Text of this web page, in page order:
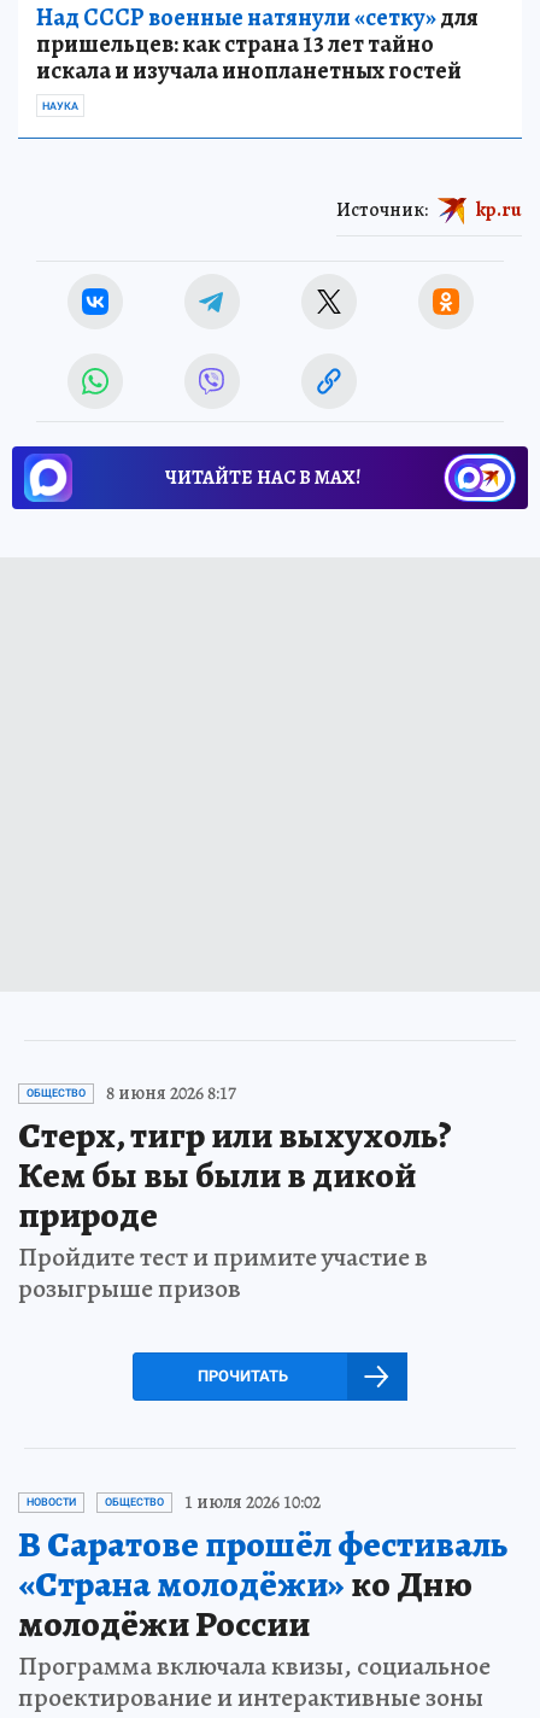
Над СССР военные натянули «сетку»для
пришельцев: как страна 13 лет тайно
искала и изучала инопланетных гостей
НАУКА
Источник: kp.ru
ЧИТАЙТЕ НАС В МАХ!
ОБЩЕСТВО 8 июня 2026 8:17
Стерх, тигр или выхухоль?
Кем бы вы были в дикой
природе
Пройдите тест и примите участие в
розыгрыше призов
ПРОЧИТАТЬ
НОВОСТИ ОБЩЕСТВО 1 июля 2026 10:02
В Саратове прошёл фестиваль
«Страна молодёжи»ко Дню
молодёжи России
Программа включала квизы, социальное
проектирование и интерактивные зоны